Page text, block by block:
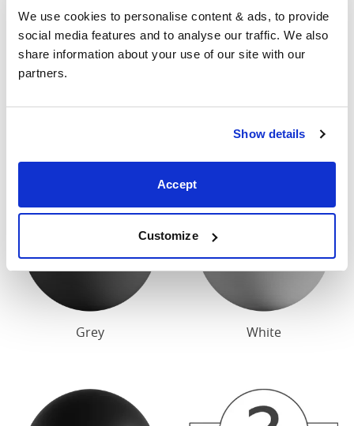
We use cookies to personalise content & ads, to provide
social media features and to analyse our traffic. We also
share information about your use of our site with our
partners.
Show details
Accept
Customize
contacter pour connaître les dimensions exactes de
nos lits.
Grey White